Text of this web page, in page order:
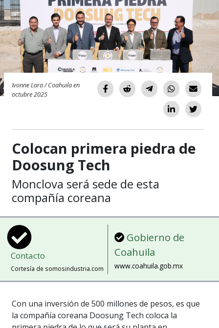
Ivonne Lara / Coahuila en
octubre 2025
Colocan primera piedra de
Doosung Tech
Monclova será sede de esta
compañía coreana
Contacto
Cortesía de somosindustria.com
Gobierno de
Coahuila
www.coahuila.gob.mx
Con una inversión de 500 millones de pesos, es que
la compañía coreana Doosung Tech coloca la